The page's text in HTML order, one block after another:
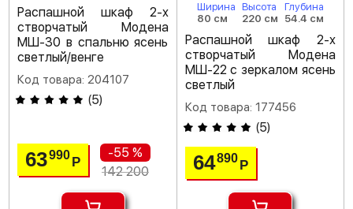
Распашной шкаф 2-х
створчатый Модена
МШ-30 в спальню ясень
светлый/венге
Код товара: 204107
(5)
63990Р
-55 %
142 200
Ширина
80 см
Высота
220 см
Глубина
54.4 см
Распашной шкаф 2-х
створчатый Модена
МШ-22 с зеркалом ясень
светлый
Код товара: 177456
(5)
64890 Р